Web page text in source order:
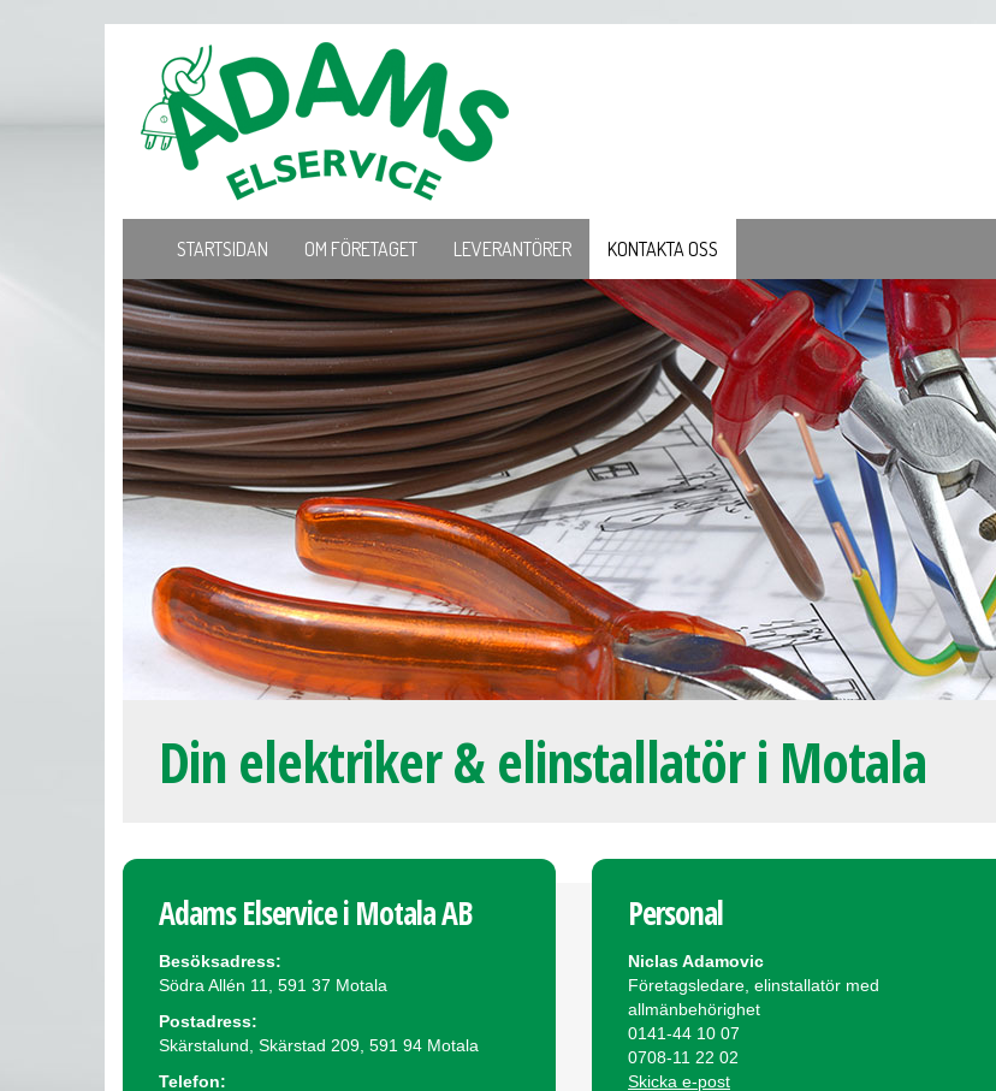
STARTSIDAN OM FÖRETAGET LEVERANTÖRER KONTAKTA OSS
Din elektriker & elinstallatör i Motala
Adams Elservice i Motala AB
Besöksadress:
Södra Allén 11, 591 37 Motala
Postadress:
Skärstalund, Skärstad 209, 591 94 Motala
Telefon:
Personal
Niclas Adamovic
Företagsledare, elinstallatör med
allmänbehörighet
0141-44 10 07
0708-11 22 02
Skicka e-post